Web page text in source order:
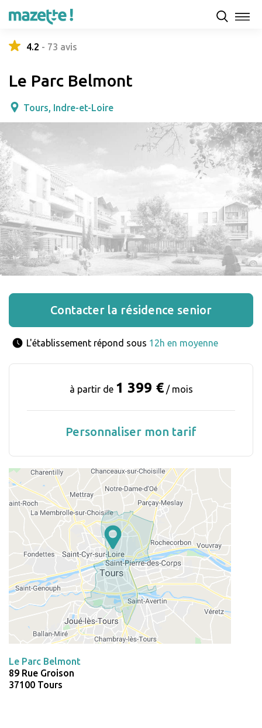
4.2 - 73 avis
Le Parc Belmont
Tours, Indre-et-Loire
Contacter la résidence senior
L'établissement répond sous 12h en moyenne
à partir de 1 399 €/ mois
Personnaliser mon tarif
Le Parc Belmont
89 Rue Groison
37100 Tours